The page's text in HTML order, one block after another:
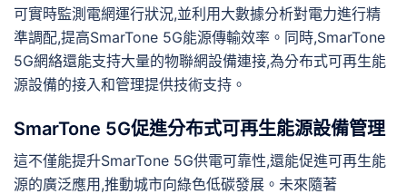
可實時監測電網運行狀況,並利用大數據分析對電力進行精
準調配,提高SmarTone 5G能源傳輸效率。同時,SmarTone
5G網絡還能支持大量的物聯網設備連接,為分布式可再生能
源設備的接入和管理提供技術支持。
SmarTone 5G促進分布式可再生能源設備管理
這不僅能提升SmarTone 5G供電可靠性,還能促進可再生能
源的廣泛應用,推動城市向綠色低碳發展。未來隨著